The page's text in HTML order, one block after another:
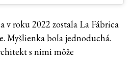
v roku 2022 zostala La Fábrica
Myšlienka bola jednoduchá.
s nimi môže